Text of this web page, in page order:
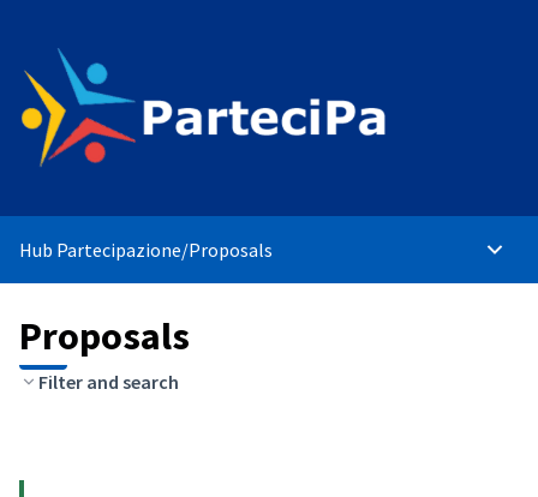
Hub Partecipazione/Proposals Main
Proposals
Filter and search